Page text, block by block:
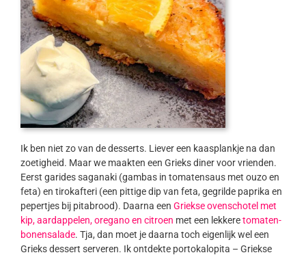
Ik ben niet zo van de desserts. Liever een kaasplankje na dan
zoetigheid. Maar we maakten een Grieks diner voor vrienden.
Eerst garides saganaki (gambas in tomatensaus met ouzo en
feta) en tirokafteri (een pittige dip van feta, gegrilde paprika en
pepertjes bij pitabrood). Daarna een Griekse ovenschotel met
kip, aardappelen, oregano en citroen met een lekkeretomaten-
bonensalade. Tja, dan moet je daarna toch eigenlijk wel een
Grieks dessert serveren. Ik ontdekte portokalopita – Griekse